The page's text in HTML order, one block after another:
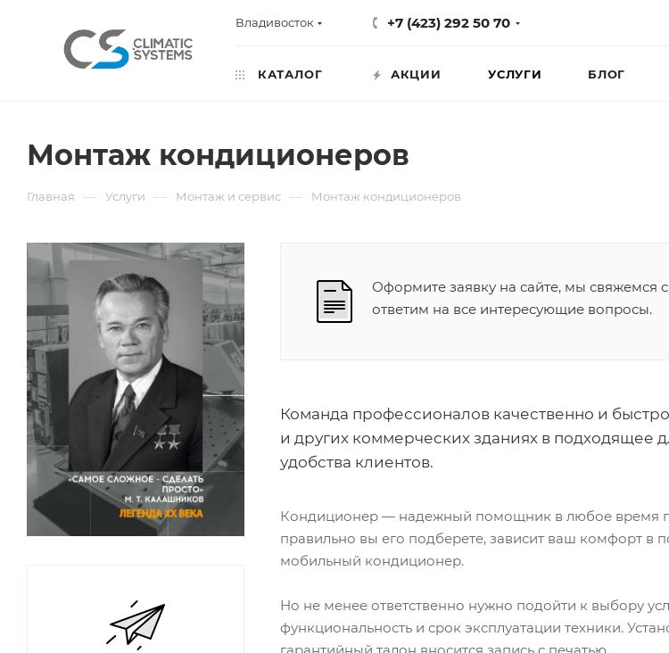
Владивосток +7 (423) 292 50 70
КАТАЛОГ АКЦИИ УСЛУГИ БЛОГ
Монтаж кондиционеров
Главная — Услуги — Монтаж и сервис — Монтаж кондиционеров
Оформите заявку на сайте, мы свяжемся
ответим на все интересующие вопросы.
Команда профессионалов качественно и
и других коммерческих зданиях в
удобства клиентов.
Кондиционер — надежный помощник в любое время
правильно вы его подберете, зависит ваш комфорт в
мобильный кондиционер.
Но не менее ответственно нужно подойти к выбору
функциональность и срок эксплуатации техники.